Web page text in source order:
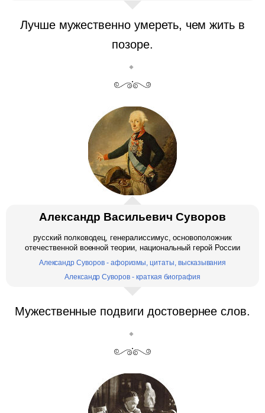
Лучше мужественно умереть, чем жить в
позоре.
Александр Васильевич Суворов
русский полководец, генералиссимус, основоположник
отечественной военной теории, национальный герой России
Александр Суворов - афоризмы, цитаты, высказывания
Александр Суворов - краткая биография
Мужественные подвиги достовернее слов.